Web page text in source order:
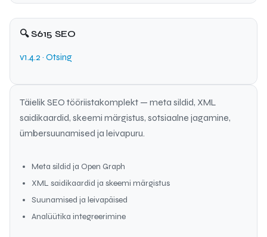
🔍 S615 SEO
v1.4.2 · Otsing
Täielik SEO tööriistakomplekt — meta sildid, XML
saidikaardid, skeemi märgistus, sotsiaalne jagamine,
ümbersuunamised ja leivapuru.
Meta sildid ja Open Graph
XML saidikaardid ja skeemi märgistus
Suunamised ja leivapäised
Analüütika integreerimine